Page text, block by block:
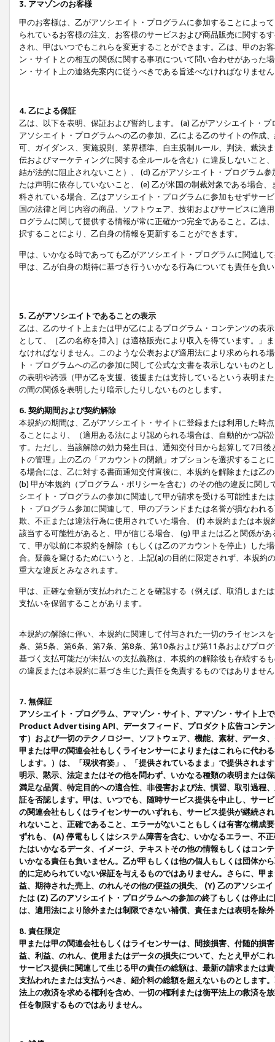
3. アマゾンのお客様
甲のお客様は、乙がアソシエイト・プログラムに参加することによっ
られているお客様の注文、お客様のサービスおよび商品販売に関する
され、甲はいつでもこれらを変更することができます。乙は、甲のお
ン・サイトとの相互の関係に関する事項について問い合わせがあった
ン・サイト上の連絡先案内に従うべきである旨述べなければなりませ
4. 乙による保証
乙は、以下を表明、保証および誓約します。 (a) 乙がアソシエイト・
アソシエイト・プログラムへの乙の参加、乙による乙のサイトの作成
可、ガイダンス、実施規則、業界標準、自主規制ルール、判決、裁決
伝およびマーケティングに関する全ルールを含む）に違反しないこと
結が法的に阻止されないこと）、 (d) 乙がアソシエイト・プログラム
たは声明に依存していないこと、 (e) 乙が米国の制裁対象である場合
科されている場合、乙はアソシエイト・プログラムに参加もせずサー
国の法律と同じ内容の商品、ソフトウェア、技術およびサービスに適
ログラムに関して提供する情報が常に正確かつ完全であること。乙は
択することにより、乙自身の情報を更新することができます。
甲は、いかなる時であっても乙がアソシエイト・プログラムに関連し
甲は、乙が自身の期待に基づき行ういかなる行為についても責任を負
5. 乙がアソシエイトであることの表示
乙は、乙のサイト上または甲が乙によるプログラム・コンテンツの表
として、［乙の名称を挿入］は適格販売により収入を得ています。」
なければなりません。このような公表および適用法により求められる
ト・プログラムへの乙の参加に関して公式な文書を表示しないもの
の表明や誇張（甲が乙を支援、後援または支持しているという表明ま
の間の関係を表明したり暗示したりしないものとします。
6. 契約期間および契約解除
本規約の期間は、乙がアソシエイト・サイトに登録または利用した時
ることにより、（適用ある法により認められる場合は、自動的かつ訴
す。ただし、当該解除の効力発生日は、通知交付日から起算して7日
トの管理」上の乙の「アカウントの閉鎖」オプションを選択するこ
る場合には、乙に対する書面通知交付直後に、本規約を解除または乙
(b) 甲が本規約（プログラム・ポリシーを含む）のその他の違反に関
シエイト・プログラムの参加に関連して甲が請求を受ける可能性また
ト・プログラム参加に関連して、甲のブランドまたは名誉が損なわれ
欺、不正または違法行為に使用されていた場合、 (f) 本規約または本
該当する可能性があると、甲が信じる場合、 (g) 甲または乙と関係が
て、甲が以前に本規約を解除（もしくは乙のアカウントを停止）した
合。疑義を避けるためにいうと、上記(a)の目的に限定されず、本規
重大な違反とみなされます。
甲は、正確な金額が支払われたことを確認する（例えば、取消しまた
支払いを保留することがあります。
本規約の解除に伴い、本規約に関連して付与された一切のライセンス
条、第5条、第6条、第7条、第8条、第10条および第11条およびプロ
基づく支払可能だが未払いの支払義務は、本規約の解除後も存続する
の違反または本規約に基づき生じた責任を免責するものではありませ
7. 無保証
アソシエイト・プログラム、アマゾン・サイト、アマゾン・サイト上
Product Advertising API、データフィード、プロダクト広告コンテ
す）および一切のテクノロジー、ソフトウェア、機能、素材、データ
甲または甲の関連会社もしくライセンサーによりまたはこれらに代わ
します。）は、「現状有姿」、「提供されているまま」で提供されま
明示、黙示、法定またはその他を問わず、いかなる種類の表明または
満足な品質、特定目的への適合性、非侵害および法、慣習、取引過程
証を否認します。甲は、いつでも、随時サービス提供を中止し、サー
の関連会社もしくはライセンサーのいずれも、サービス提供が継続さ
れないこと、正確であること、エラーがないこともしくは有害な構成
ずれも、 (A) 停電もしくはシステム障害を含む、いかなるエラー、不
たはいかなるデータ、イメージ、テキストその他の情報もしくはコン
いかなる責任も負いません。乙が甲もしくは他の個人もしくは団体か
的に定められていない保証を与えるものではありません。さらに、甲
益、期待された売上、のれんその他の便益の損失、 (Y) 乙のアソシエ
たは (Z) 乙のアソシエイト・プログラムへの参加の終了もしくは停止
は、適用法により除外または制限できない補償、責任または表明を除
8. 責任限定
甲または甲の関連会社もしくはライセンサーは、間接損害、付随的損
益、利益、のれん、使用またはデータの損失について、たとえ甲がこ
サービス提供に関連して生じる甲の責任の総額は、最新の請求または
支払われたまたは支払うべき、紹介料の総額を超えないものとします
法上の救済を求める権利を含め、一切の権利または衡平法上の救済を
任を制限するものではありません。